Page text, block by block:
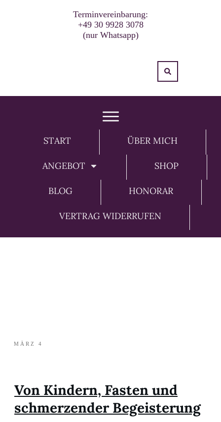
Terminvereinbarung:
+49 30 9928 3078
(nur Whatsapp)
START ÜBER MICH
ANGEBOT SHOP
BLOG HONORAR
VERTRAG WIDERRUFEN
MÄRZ 4
Von Kindern, Fasten und
schmerzender Begeisterung